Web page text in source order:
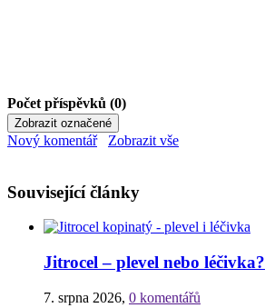
Počet příspěvků (0)
Nový komentář Zobrazit vše
Související články
Jitrocel – plevel nebo léčivka?
7. srpna 2026, 0 komentářů